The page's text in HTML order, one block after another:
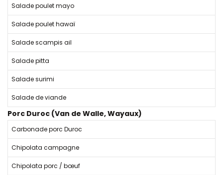
Salade poulet mayo
Salade poulet hawaï
Salade scampis ail
Salade pitta
Salade surimi
Salade de viande
Porc Duroc (Van de Walle, Wayaux)
Carbonade porc Duroc
Chipolata campagne
Chipolata porc / bœuf